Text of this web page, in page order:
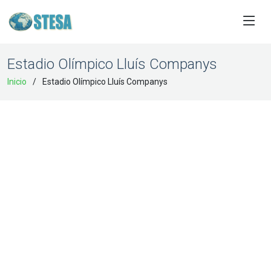
Estadio Olímpico Lluís Companys
Inicio Estadio Olímpico Lluís Companys